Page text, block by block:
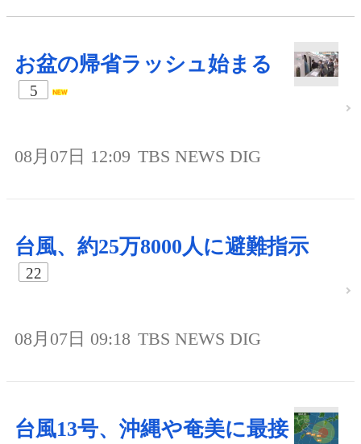
お盆の帰省ラッシュ始まる
5
08月07日 12:09 TBS NEWS DIG
台風、約25万8000人に避難指示
22
08月07日 09:18 TBS NEWS DIG
台風13号、沖縄や奄美に最接